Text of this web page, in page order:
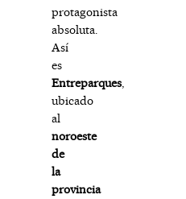
protagonista
absoluta.
Así
es
Entreparques,
ubicado
al
noroeste
de
la
provincia